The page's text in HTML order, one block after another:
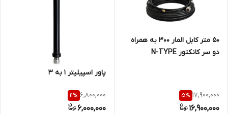
50 متر کابل المار 300 به همراه
دو سر کانکتور N-TYPE
17,900,000
5%
16,900,000
پاور اسپیلیتر 1 به 3
6,800,000
11%
6,000,000